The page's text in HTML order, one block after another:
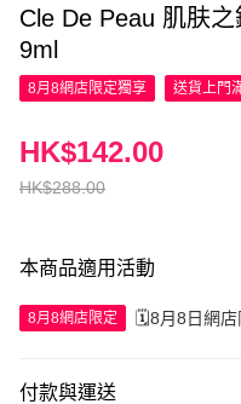
Cle De Peau 肌肤
9ml
8月8網店限定獨享 送貨上門
HK$288.00
HK$142.00
本商品適用活動
8月8網店限定 🗓️8月8日網店
付款與運送